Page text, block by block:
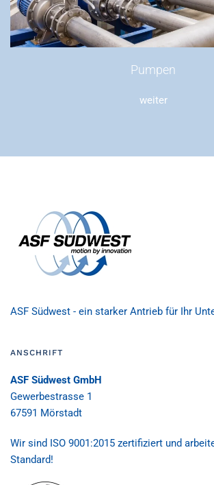
Pumpen
weiter
ASF Südwest - ein starker Antrieb für Ihr
ANSCHRIFT
ASF Südwest GmbH
Gewerbestrasse 1
67591 Mörstadt
Wir sind ISO 9001:2015 zertifiziert und
Standard!